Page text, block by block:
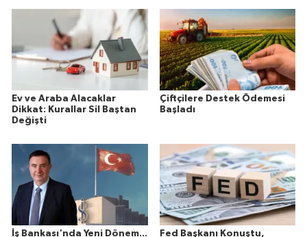
Ev ve Araba Alacaklar
Dikkat: Kurallar Sil Baştan
Değişti
Çiftçilere Destek Ödemesi
Başladı
İş Bankası'nda Yeni Dönem...
Fed Başkanı Konuştu,